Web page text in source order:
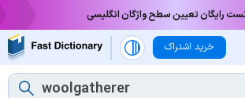
رایگان تعیین سطح واژگان انگلیسی
خرید اشتراک